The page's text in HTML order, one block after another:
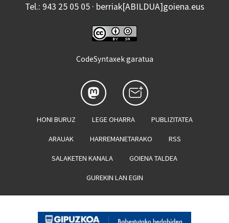
Tel.: 943 25 05 05 · berriak[ABILDUA]goiena.eus
CodeSyntaxek garatua
HONI BURUZ LEGE OHARRA PUBLIZITATEA
ARAUAK HARREMANETARAKO RSS
SALAKETEN KANALA GOIENA TALDEA
GUREKIN LAN EGIN